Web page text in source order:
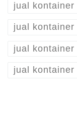
jual kontainer
jual kontainer
jual kontainer
jual kontainer